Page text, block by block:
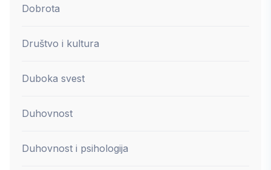
Dobrota
Društvo i kultura
Duboka svest
Duhovnost
Duhovnost i psihologija